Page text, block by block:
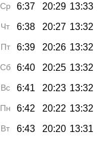
Ср 6:37 20:29 13:33
Чт 6:38 20:27 13:32
Пт 6:39 20:26 13:32
Сб 6:40 20:25 13:32
Вс 6:41 20:23 13:32
Пн 6:42 20:22 13:32
Вт 6:43 20:20 13:31